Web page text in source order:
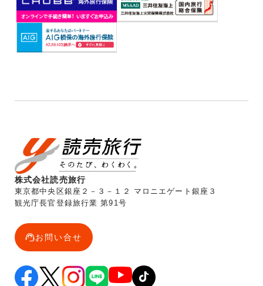
株式会社読売旅行
東京都中央区銀座２－３－１２ マロニエゲート銀座３
観光庁長官登録旅行業 第91号
お問い合せ